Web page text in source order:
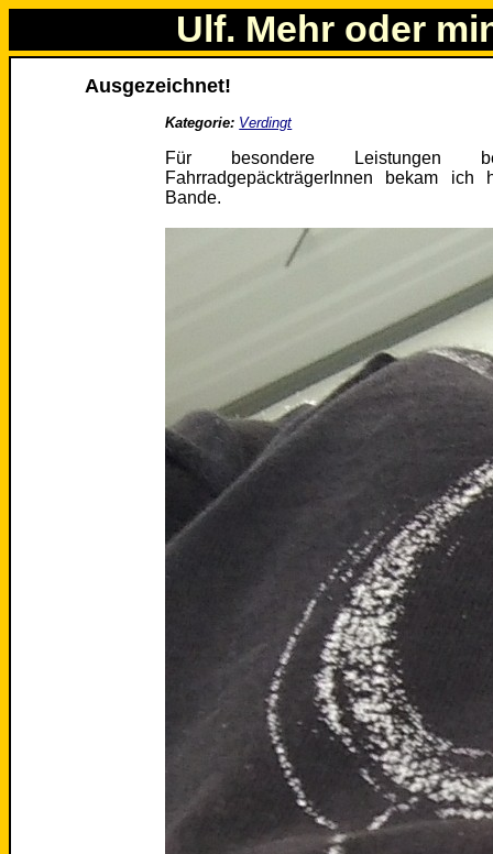
Ulf. Mehr oder
Ausgezeichnet!
Kategorie: Verdingt
Für besondere Leistungen
FahrradgepäckträgerInnen bekam ich
Bande.